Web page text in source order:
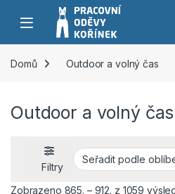
Přeskočit na navigaci
Přeskočit na obsah
Domů Outdoor a volný čas
Outdoor a volný čas
Filtry
Zobrazeno 865. – 912. z 1059